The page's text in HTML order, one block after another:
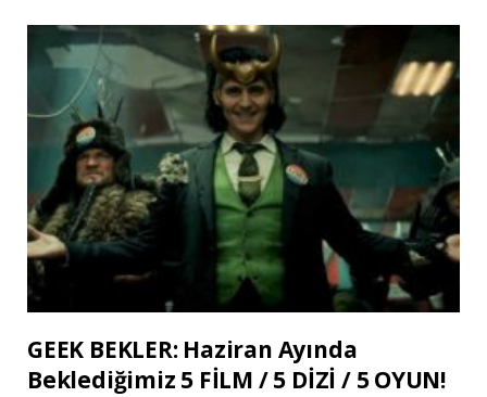
GEEK BEKLER: Haziran Ayında
Beklediğimiz 5 FİLM / 5 DİZİ / 5 OYUN!